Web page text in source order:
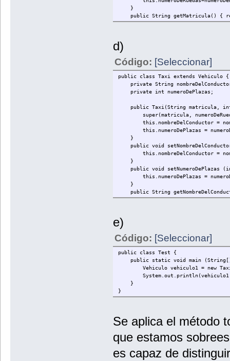
}
public String getMatricula() {
public int getNumeroDeRuedas() {
}
}
d)
Código: [Seleccionar]
public class Taxi extends Vehiculo {
private String
private int numeroDePlazas;
public Taxi(String matricula, int
super(matricula,
this.nombreDelConductor =
this.numeroDePlazas =
}
public void
this.nombreDelConductor =
}
public void setNumeroDePlazas
this.numeroDePlazas =
}
public String
public int getNumeroDePlazas() {
return super.toString()+"\nNombre
}
}
e)
Código: [Seleccionar]
public class Test {
public static void main
Vehiculo vehiculo1 = new
}
}
Se aplica el método
que estamos
es capaz de